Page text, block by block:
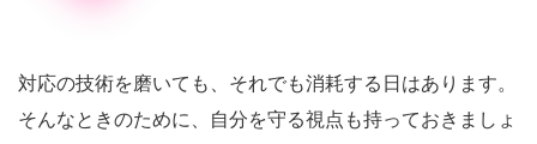
対応の技術を磨いても、それでも消耗する日はあります。
そんなときのために、自分を守る視点も持っておきましょ